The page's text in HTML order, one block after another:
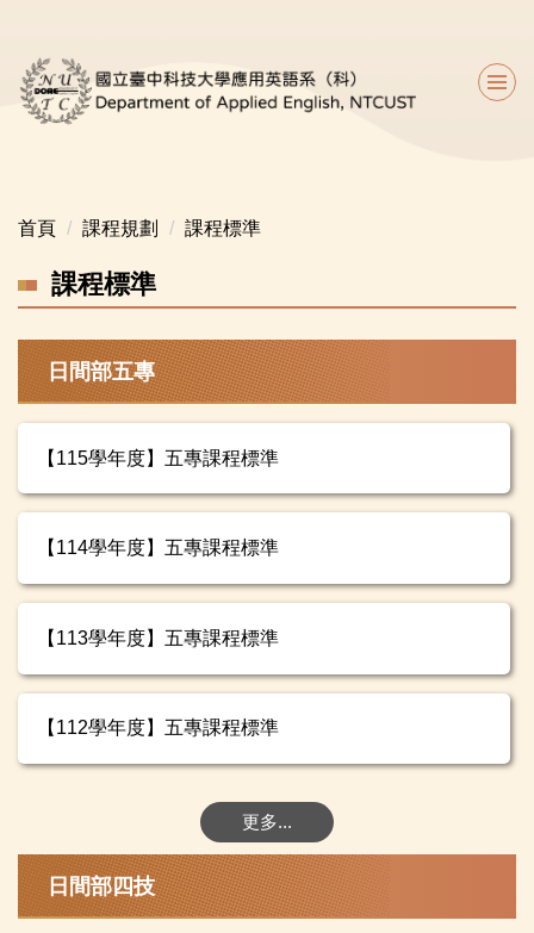
主
要
首頁
課程規劃 課程標準
課程標準
日間部五專
【115學年度】五專課程標準
【114學年度】五專課程標準
【113學年度】五專課程標準
【112學年度】五專課程標準
更多...
日間部四技